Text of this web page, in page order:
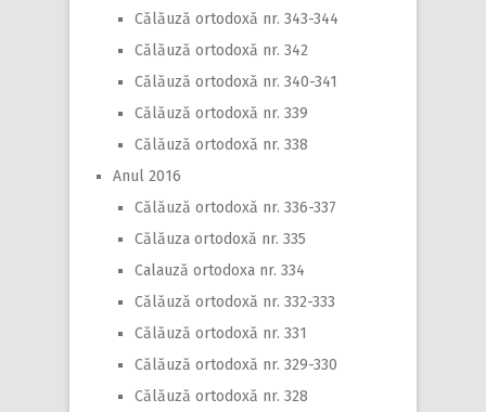
Călăuză ortodoxă nr. 343-344
Călăuză ortodoxă nr. 342
Călăuză ortodoxă nr. 340-341
Călăuză ortodoxă nr. 339
Călăuză ortodoxă nr. 338
Anul 2016
Călăuză ortodoxă nr. 336-337
Călăuza ortodoxă nr. 335
Calauză ortodoxa nr. 334
Călăuză ortodoxă nr. 332-333
Călăuză ortodoxă nr. 331
Călăuză ortodoxă nr. 329-330
Călăuză ortodoxă nr. 328